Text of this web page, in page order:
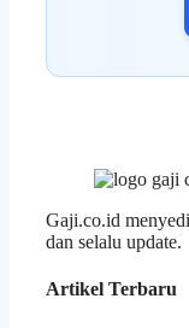
Gaji.co.id
dan selalu update.
Artikel Terbaru